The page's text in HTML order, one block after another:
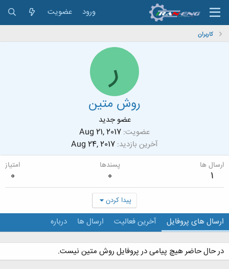
ورود عضویت
کاربران
ر
روش متین
عضو جدید
عضویت Aug 21, 2017
آخرین بازدید Aug 24, 2017
ارسال ها
1
پسندها
0
امتیاز
0
پیدا کردن
ارسال های پروفایل آخرین فعالیت ارسال ها درباره
در حال حاضر هیچ پیامی در پروفایل روش متین نیست.